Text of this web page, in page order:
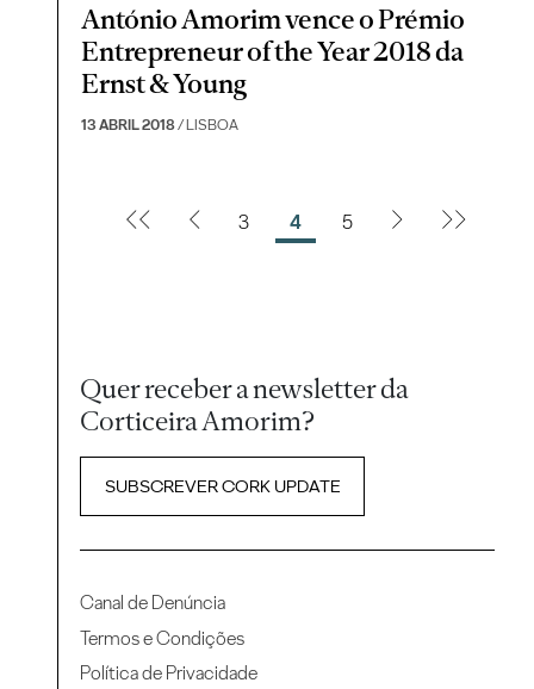
António Amorim vence o Prémio
Entrepreneur of the Year 2018 da
Ernst & Young
13 ABRIL 2018/ LISBOA
3 4 5
Quer receber a newsletter da
Corticeira Amorim?
SUBSCREVER CORK UPDATE
Canal de Denúncia
Termos e Condições
Política de Privacidade